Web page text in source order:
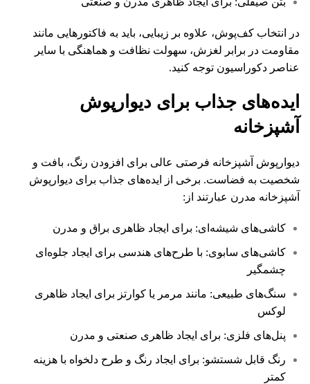
در انتخاب کف‌پوش، علاوه بر زیبایی، باید به فاکتورهایی مانند
مقاومت در برابر لغزش، سهولت نظافت و هماهنگی با سایر
عناصر دکوراسیون توجه کنید.
ایده‌های جذاب برای دیوارپوش
آشپزخانه
دیوارپوش آشپزخانه فرصتی عالی برای افزودن رنگ، بافت و
شخصیت به فضاست. برخی از ایده‌های جذاب برای دیوارپوش
آشپزخانه مدرن عبارتند از:
کاشی‌های شیشه‌ای: برای ایجاد ظاهری براق و مدرن
کاشی‌های سابوی: با طرح‌های هندسی برای ایجاد جلوه‌ای
چشمگیر
سنگ‌های طبیعی: مانند مرمر یا کوارتز برای ایجاد ظاهری
لوکس
پنل‌های فلزی: برای ایجاد ظاهری صنعتی و مدرن
رنگ قابل شستشو: برای ایجاد رنگ و طرح دلخواه با هزینه
کمتر